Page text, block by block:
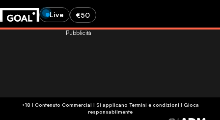
Live €50
+18 | Contenuto Commercial | Si applicano Termini e condizioni | Gioca
responsabilmente
Pubblicità